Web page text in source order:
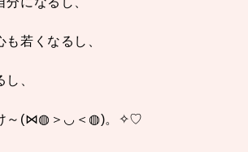
若くなるし、
、
け～(⋈◍＞◡＜◍)。✧♡